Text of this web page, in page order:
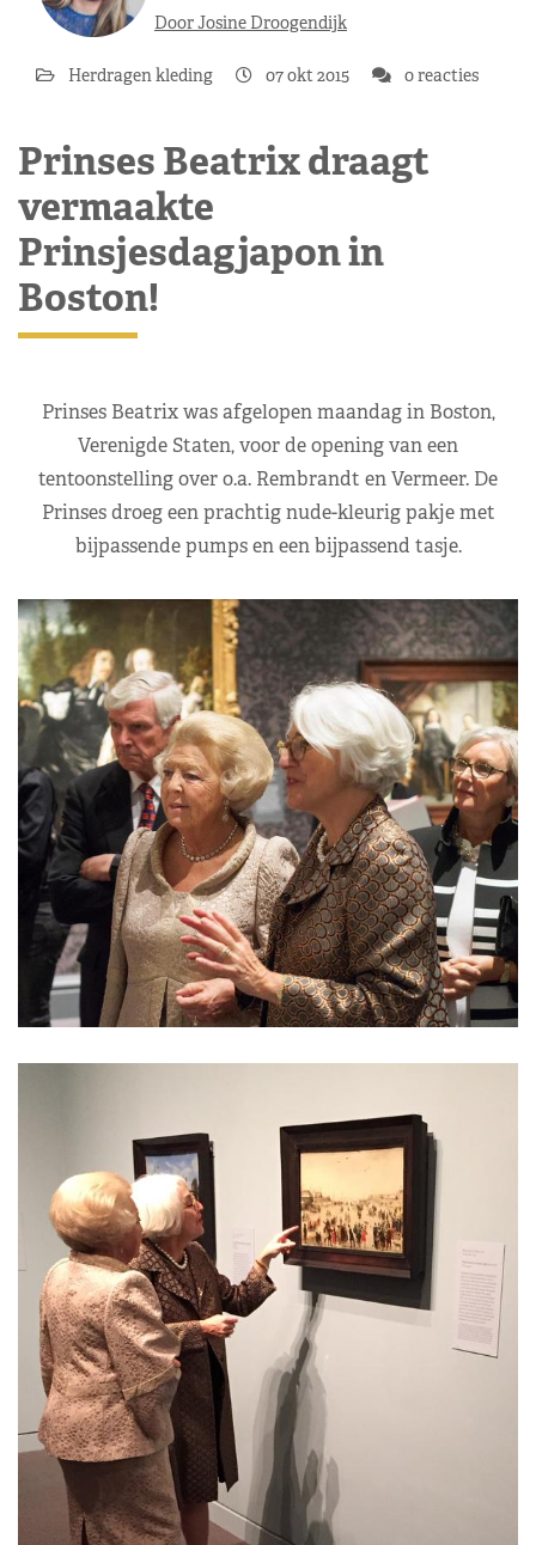
Door Josine Droogendijk
Herdragen kleding 07 okt 2015 0 reacties
Prinses Beatrix draagt
vermaakte
Prinsjesdagjapon in
Boston!
Prinses Beatrix was afgelopen maandag in Boston,
Verenigde Staten, voor de opening van een
tentoonstelling over o.a. Rembrandt en Vermeer. De
Prinses droeg een prachtig nude-kleurig pakje met
bijpassende pumps en een bijpassend tasje.